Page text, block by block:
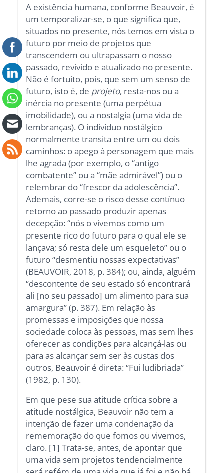
A existência humana, conforme Beauvoir, é
um temporalizar-se, o que significa que,
situados no presente, nós temos em vista o
futuro por meio de projetos que
transcendem ou ultrapassam o nosso
passado, revivido e atualizado no presente.
Não é fortuito, pois, que sem um senso de
futuro, isto é, de projeto, resta-nos ou a
inércia no presente (uma perpétua
imobilidade), ou a nostalgia (uma vida de
lembranças). O indivíduo nostálgico
normalmente transita entre um ou dois
caminhos: o apego à personagem que mais
lhe agrada (por exemplo, o “antigo
combatente” ou a “mãe admirável”) ou o
relembrar do “frescor da adolescência”.
Ademais, corre-se o risco desse contínuo
retorno ao passado produzir apenas
decepção: “nós o vivemos como um
presente rico do futuro para o qual ele se
lançava; só resta dele um esqueleto” ou o
futuro “desmentiu nossas expectativas”
(BEAUVOIR, 2018, p. 384); ou, ainda, alguém
“descontente de seu estado só encontrará
ali [no seu passado] um alimento para sua
amargura” (p. 387). Em relação às
promessas e imposições que nossa
sociedade coloca às pessoas, mas sem lhes
oferecer as condições para alcançá-las ou
para as alcançar sem ser às custas dos
outros, Beauvoir é direta: “Fui ludibriada”
(1982, p. 130).
Em que pese sua atitude crítica sobre a
atitude nostálgica, Beauvoir não tem a
intenção de fazer uma condenação da
rememoração do que fomos ou vivemos,
claro. [1] Trata-se, antes, de apontar que
uma vida sem projetos tendencialmente